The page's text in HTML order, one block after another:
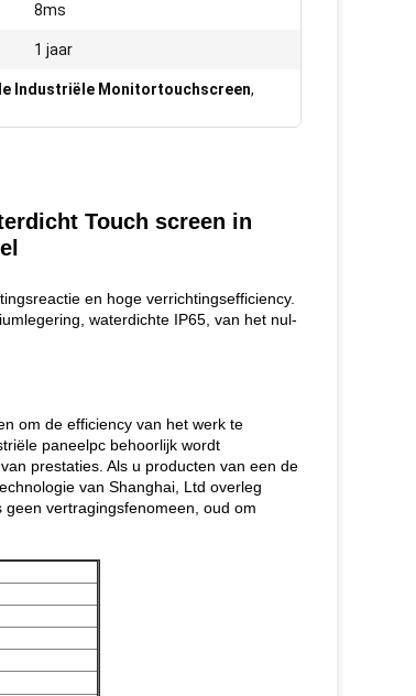
8ms
1 jaar
Industriële Monitortouchscreen,
Touch screen in
en hoge verrichtingsefficiency.
waterdichte IP65, van het nul-
om de efficiency van het werk te
paneelpc behoorlijk wordt
prestaties. Als u producten van een de
van Shanghai, Ltd overleg
vertragingsfenomeen, oud om